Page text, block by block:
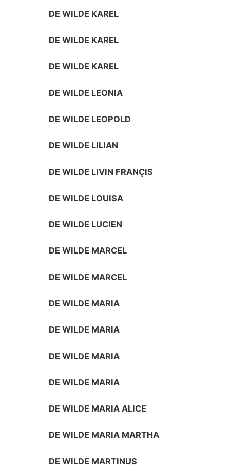
DE WILDE KAREL
DE WILDE KAREL
DE WILDE KAREL
DE WILDE LEONIA
DE WILDE LEOPOLD
DE WILDE LILIAN
DE WILDE LIVIN FRANÇIS
DE WILDE LOUISA
DE WILDE LUCIEN
DE WILDE MARCEL
DE WILDE MARCEL
DE WILDE MARIA
DE WILDE MARIA
DE WILDE MARIA
DE WILDE MARIA
DE WILDE MARIA ALICE
DE WILDE MARIA MARTHA
DE WILDE MARTINUS